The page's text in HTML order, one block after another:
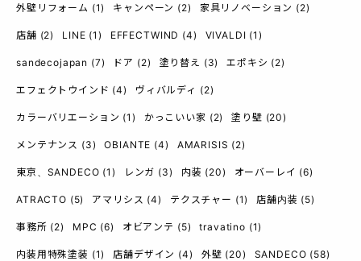
外壁リフォーム (1) キャンペーン (2) 家具リノベーション (2)
店舗 (2) LINE (1) EFFECTWIND (4) VIVALDI (1)
sandecojapan (7) ドア (2) 塗り替え (3) エポキシ (2)
エフェクトウインド (4) ヴィバルディ (2)
カラーバリエーション (1) かっこいい家 (2) 塗り壁 (20)
メンテナンス (3) OBIANTE (4) AMARISIS (2)
東京、SANDECO (1) レンガ (3) 内装 (20) オーバーレイ (6)
ATRACTO (5) アマリシス (4) テクスチャー (1) 店舗内装 (5)
事務所 (2) MPC (6) オビアンテ (5) travatino (1)
内装用特殊塗装 (1) 店舗デザイン (4) 外壁 (20) SANDECO (58)